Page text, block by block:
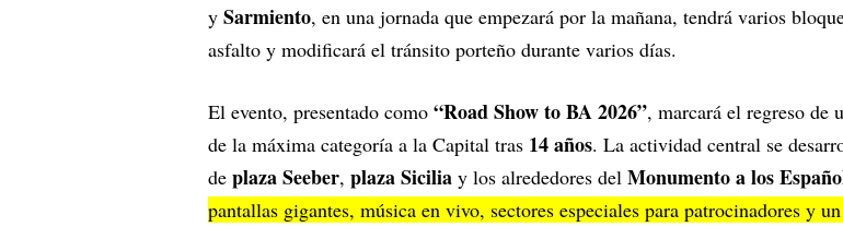
y Sarmiento, en una jornada que empezará por la mañana, tendrá varios
asfalto y modificará el tránsito porteño durante varios días.
El evento, presentado como “Road Show to BA 2026”, marcará el regreso de
de la máxima categoría a la Capital tras 14 años. La actividad central se
de plaza Seeber, plaza Sicilia y los alrededores del Monumento a los
pantallas gigantes, música en vivo, sectores especiales para patrocinadores y